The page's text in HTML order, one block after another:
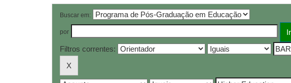
Buscar em:
por
Filtros correntes: